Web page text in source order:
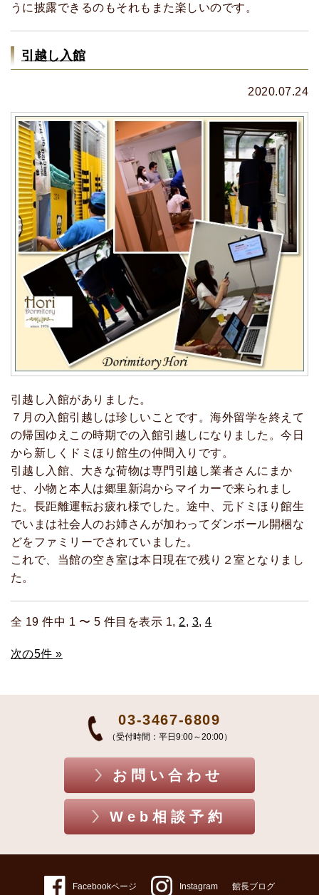
うに披露できるのもそれもまた楽しいのです。
引越し入館
2020.07.24
引越し入館がありました。
７月の入館引越しは珍しいことです。海外留学を終えて
の帰国ゆえこの時期での入館引越しになりました。今日
から新しくドミほり館生の仲間入りです。
引越し入館、大きな荷物は専門引越し業者さんにまか
せ、小物と本人は郷里新潟からマイカーで来られまし
た。長距離運転お疲れ様でした。途中、元ドミほり館生
でいまは社会人のお姉さんが加わってダンボール開梱な
どをファミリーでされていました。
これで、当館の空き室は本日現在で残り２室となりまし
た。
全 19 件中 1 〜 5 件目を表示 1, 2, 3, 4
次の5件 »
03-3467-6809
（受付時間：平日9:00～20:00）
お問い合わせ
Web相談予約
Facebookページ Instagram 館長ブログ